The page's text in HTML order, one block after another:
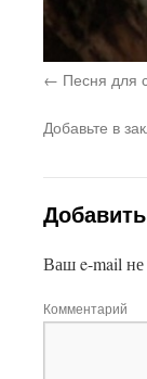
Песня для
Добавьте в
Ваш e-mail не
Комментарий